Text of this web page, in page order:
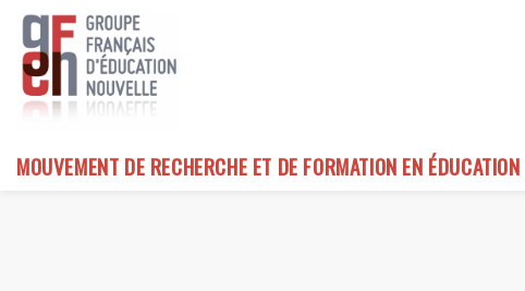
Skip
content
MOUVEMENT DE RECHERCHE ET DE FORMATION EN ÉDUCATION